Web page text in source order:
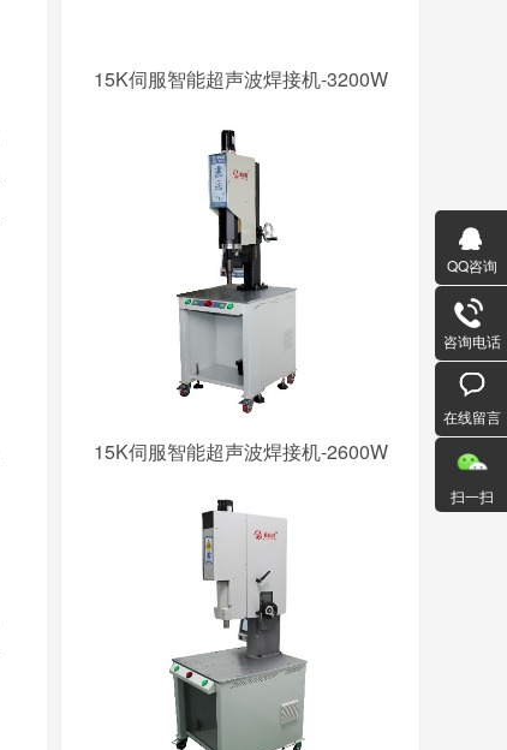
15K伺服智能超声波焊接机-3200W
15K伺服智能超声波焊接机-2600W
QQ咨询
咨询电话
在线留言
扫一扫